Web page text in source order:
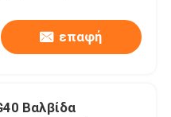
επαφή
Βαλβίδα